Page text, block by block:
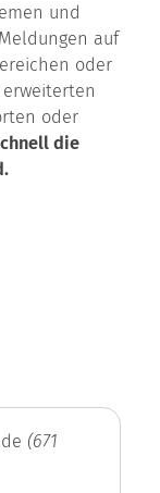
und
auf
oder
oder
die
(671